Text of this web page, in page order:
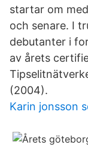
startar om
och senare. I
debutanter i
av årets
(2004).
Karin jonsson